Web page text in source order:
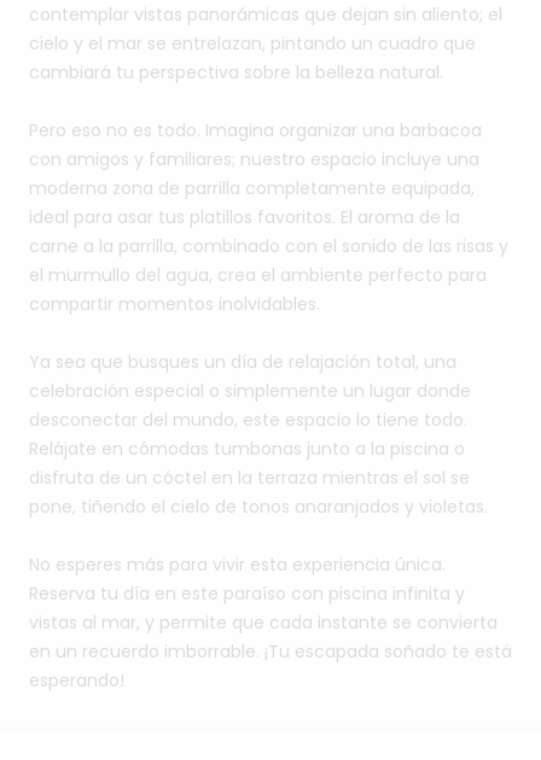
contemplar vistas panorámicas que dejan sin aliento; el
cielo y el mar se entrelazan, pintando un cuadro que
cambiará tu perspectiva sobre la belleza natural.
Pero eso no es todo. Imagina organizar una barbacoa
con amigos y familiares; nuestro espacio incluye una
moderna zona de parrilla completamente equipada,
ideal para asar tus platillos favoritos. El aroma de la
carne a la parrilla, combinado con el sonido de las risas y
el murmullo del agua, crea el ambiente perfecto para
compartir momentos inolvidables.
Ya sea que busques un día de relajación total, una
celebración especial o simplemente un lugar donde
desconectar del mundo, este espacio lo tiene todo.
Relájate en cómodas tumbonas junto a la piscina o
disfruta de un cóctel en la terraza mientras el sol se
pone, tiñendo el cielo de tonos anaranjados y violetas.
No esperes más para vivir esta experiencia única.
Reserva tu día en este paraíso con piscina infinita y
vistas al mar, y permite que cada instante se convierta
en un recuerdo imborrable. ¡Tu escapada soñado te está
esperando!